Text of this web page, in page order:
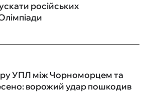
російських
УПЛ між Чорноморцем та
ворожий удар пошкодив